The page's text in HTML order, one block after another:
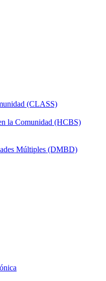
(CLASS)
la Comunidad (HCBS)
Múltiples (DMBD)